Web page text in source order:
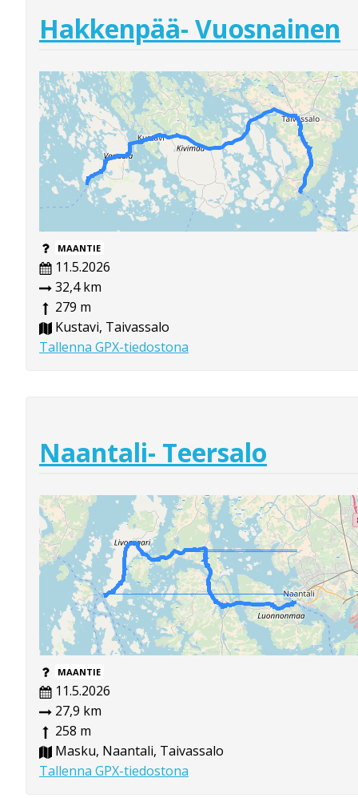
Hakkenpää- Vuosnainen
MAANTIE
11.5.2026
32,4 km
279 m
Kustavi, Taivassalo
Tallenna GPX-tiedostona
Naantali- Teersalo
MAANTIE
11.5.2026
27,9 km
258 m
Masku, Naantali, Taivassalo
Tallenna GPX-tiedostona